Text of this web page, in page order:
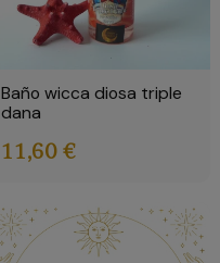
Baño wicca diosa triple
dana
11,60 €